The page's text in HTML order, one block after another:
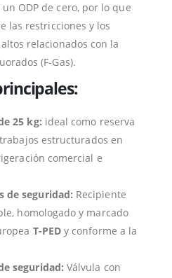
ODP de cero, por lo que
las restricciones y los
relacionados con la
(F-Gas).
25 kg: ideal como reserva
estructurados en
comercial e
de seguridad: Recipiente
homologado y marcado
T-PEDy conforme a la
seguridad: Válvula con